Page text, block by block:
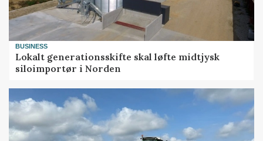
BUSINESS
Lokalt generationsskifte skal løfte midtjysk
siloimportør i Norden